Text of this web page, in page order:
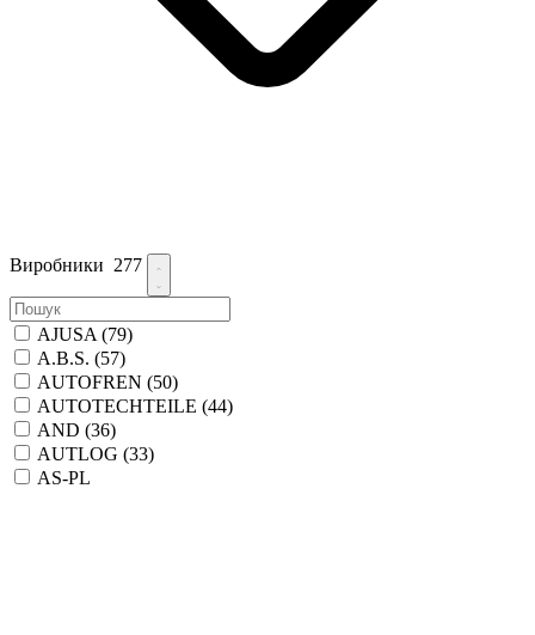
Виробники 277
AJUSA (79)
A.B.S. (57)
AUTOFREN (50)
AUTOTECHTEILE (44)
AND (36)
AUTLOG (33)
AS-PL